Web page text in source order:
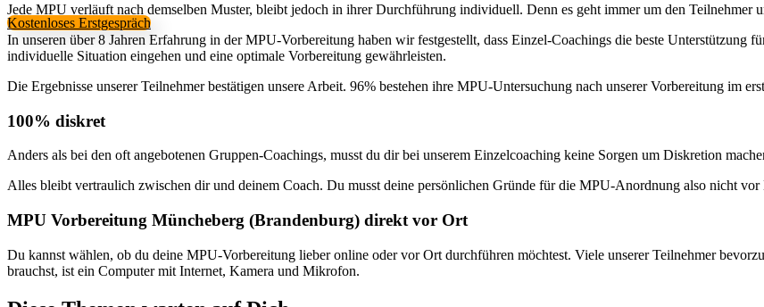
Kostenloses Erstgespräch
Jede MPU verläuft nach demselben Muster, bleibt jedoch in ihrer Durchführung individuell. Denn es geht immer um den Teilnehmer
In unseren über 8 Jahren Erfahrung in der MPU-Vorbereitung haben wir festgestellt, dass Einzel-Coachings die beste Unterstützung
individuelle Situation eingehen und eine optimale Vorbereitung gewährleisten.
Die Ergebnisse unserer Teilnehmer bestätigen unsere Arbeit. 96% bestehen ihre MPU-Untersuchung nach unserer Vorbereitung im
100% diskret
Anders als bei den oft angebotenen Gruppen-Coachings, musst du dir bei unserem Einzelcoaching keine Sorgen um Diskretion
Alles bleibt vertraulich zwischen dir und deinem Coach. Du musst deine persönlichen Gründe für die MPU-Anordnung also nicht
MPU Vorbereitung Müncheberg (Brandenburg) direkt vor Ort
Du kannst wählen, ob du deine MPU-Vorbereitung lieber online oder vor Ort durchführen möchtest. Viele unserer Teilnehmer
brauchst, ist ein Computer mit Internet, Kamera und Mikrofon.